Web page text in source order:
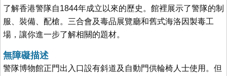
了解香港警隊自1844年成立以來的歷史。館裡展示了警隊的制
服、裝備、配槍。三合會及毒品展覽廳和舊式海洛因製毒工
場，讓你進一步了解相關的題材。
無障礙描述
警隊博物館正門出入口設有斜道及自動門供輪椅人士使用。但